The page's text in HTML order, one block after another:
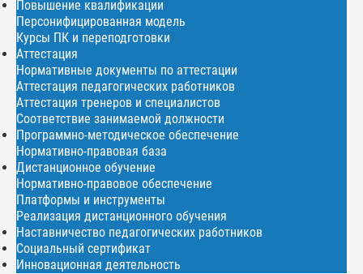
Повышение квалификации
Персонифицированная модель
Курсы ПК и переподготовки
Аттестация
Нормативные документы по аттестации
Аттестация педагогических работников
Аттестация тренеров и специалистов
Соответствие занимаемой должности
Программно-методическое обеспечение
Нормативно-правовая база
Дистанционное обучение
Нормативно-правовое обеспечение
Платформы и инструменты
Реализация дистанционного обучения
Наставничество педагогических работников
Социальный сертификат
Инновационная деятельность